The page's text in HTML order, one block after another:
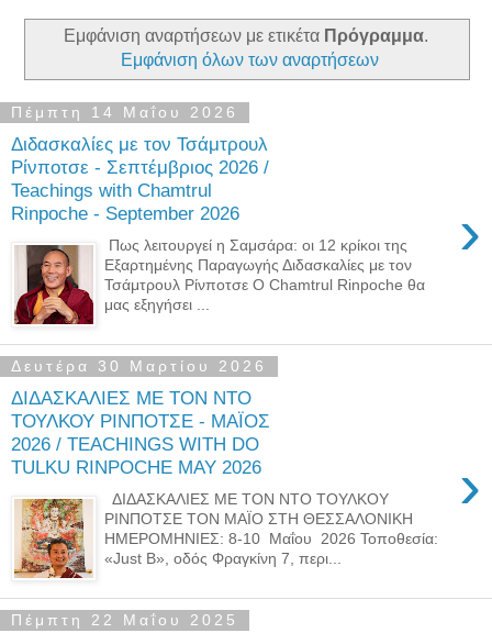
Εμφάνιση αναρτήσεων με ετικέτα Πρόγραμμα.
Εμφάνιση όλων των αναρτήσεων
Πέμπτη 14 Μαΐου 2026
Διδασκαλίες με τον Τσάμτρουλ
Ρίνποτσε - Σεπτέμβριος 2026 /
Teachings with Chamtrul
Rinpoche - September 2026
›
Πως λειτουργεί η Σαμσάρα: οι 12 κρίκοι της
Εξαρτημένης Παραγωγής Διδασκαλίες με τον
Τσάμτρουλ Ρίνποτσε Ο Chamtrul Rinpoche θα
μας εξηγήσει ...
Δευτέρα 30 Μαρτίου 2026
ΔΙΔΑΣΚΑΛΙΕΣ ΜΕ ΤΟΝ ΝΤΟ
ΤΟΥΛΚΟΥ ΡΙΝΠΟΤΣΕ - ΜΑΪΟΣ
2026 / TEACHINGS WITH DO
TULKU RINPOCHE MAY 2026
›
ΔΙΔΑΣΚΑΛΙΕΣ ΜΕ ΤΟΝ ΝΤΟ ΤΟΥΛΚΟΥ
ΡΙΝΠΟΤΣΕ ΤΟΝ ΜΑΪΟ ΣΤΗ ΘΕΣΣΑΛΟΝΙΚΗ
ΗΜΕΡΟΜΗΝΙΕΣ: 8-10 Μαΐου 2026 Τοποθεσία:
«Just B», οδός Φραγκίνη 7, περι...
Πέμπτη 22 Μαΐου 2025